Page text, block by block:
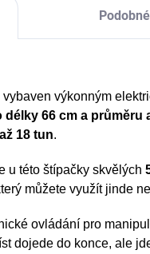
výkonným
délky 66 cm a průměru
18 tun.
u této štípačky skvělých
můžete využít jinde
ovládání pro
dojede do konce, ale